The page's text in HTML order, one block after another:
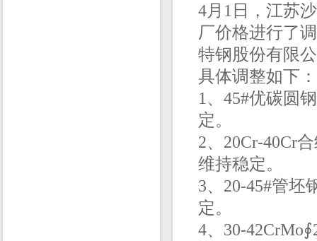
4月1日，江苏
厂价格进行了
特钢股份有限
具体调整如下：
1、 45#优碳圆钢
定。
2、 20Cr-40Cr
维持稳定。
3、20-45#管坯
定。
4、30-42CrMo